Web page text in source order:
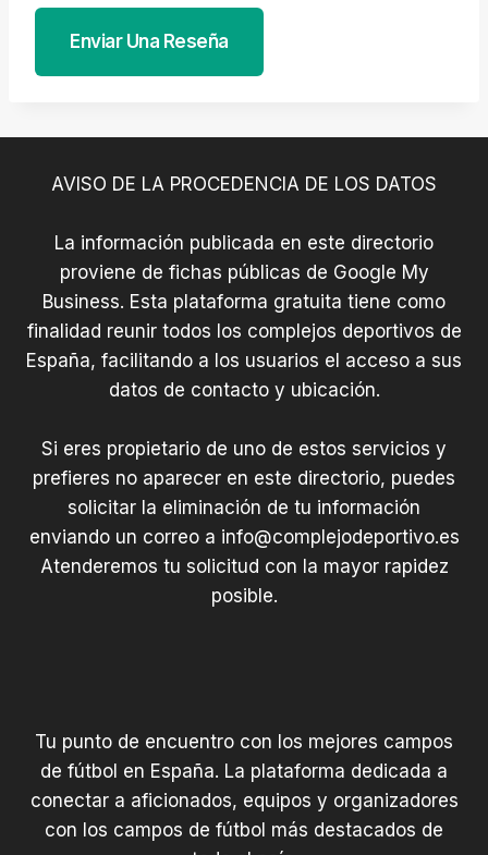
Enviar Una Reseña
AVISO DE LA PROCEDENCIA DE LOS DATOS
La información publicada en este directorio
proviene de fichas públicas de Google My
Business. Esta plataforma gratuita tiene como
finalidad reunir todos los complejos deportivos de
España, facilitando a los usuarios el acceso a sus
datos de contacto y ubicación.
Si eres propietario de uno de estos servicios y
prefieres no aparecer en este directorio, puedes
solicitar la eliminación de tu información
enviando un correo a info@complejodeportivo.es
Atenderemos tu solicitud con la mayor rapidez
posible.
Tu punto de encuentro con los mejores campos
de fútbol en España. La plataforma dedicada a
conectar a aficionados, equipos y organizadores
con los campos de fútbol más destacados de